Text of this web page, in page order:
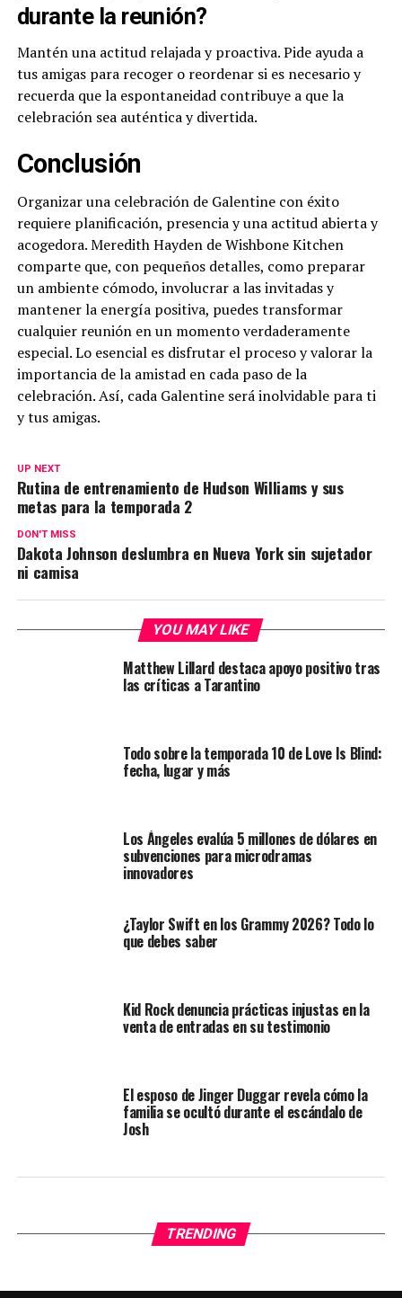
durante la reunión?
Mantén una actitud relajada y proactiva. Pide ayuda a
tus amigas para recoger o reordenar si es necesario y
recuerda que la espontaneidad contribuye a que la
celebración sea auténtica y divertida.
Conclusión
Organizar una celebración de Galentine con éxito
requiere planificación, presencia y una actitud abierta y
acogedora. Meredith Hayden de Wishbone Kitchen
comparte que, con pequeños detalles, como preparar
un ambiente cómodo, involucrar a las invitadas y
mantener la energía positiva, puedes transformar
cualquier reunión en un momento verdaderamente
especial. Lo esencial es disfrutar el proceso y valorar la
importancia de la amistad en cada paso de la
celebración. Así, cada Galentine será inolvidable para ti
y tus amigas.
UP NEXT
Rutina de entrenamiento de Hudson Williams y sus
metas para la temporada 2
DON'T MISS
Dakota Johnson deslumbra en Nueva York sin sujetador
ni camisa
YOU MAY LIKE
Matthew Lillard destaca apoyo positivo tras
las críticas a Tarantino
Todo sobre la temporada 10 de Love Is Blind:
fecha, lugar y más
Los Ángeles evalúa 5 millones de dólares en
subvenciones para microdramas
innovadores
¿Taylor Swift en los Grammy 2026? Todo lo
que debes saber
Kid Rock denuncia prácticas injustas en la
venta de entradas en su testimonio
El esposo de Jinger Duggar revela cómo la
familia se ocultó durante el escándalo de
Josh
TRENDING